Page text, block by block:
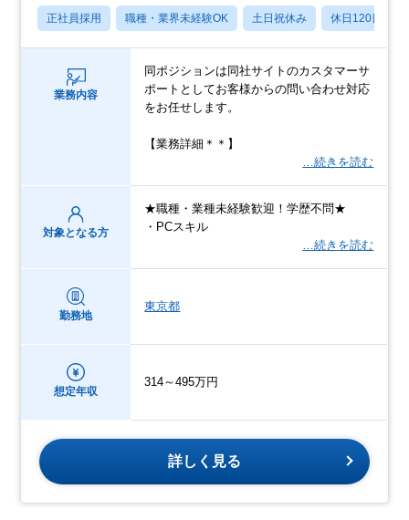
正社員採用 職種・業界未経験OK 土日祝休み 休日120日以上
業務内容
同ポジションは同社サイトのカスタマーサ
ポートとしてお客様からの問い合わせ対応
をお任せします。
【業務詳細＊＊】
…続きを読む
対象となる方
★職種・業種未経験歓迎！学歴不問★
・PCスキル
…続きを読む
勤務地
東京都
想定年収
314～495万円
詳しく見る